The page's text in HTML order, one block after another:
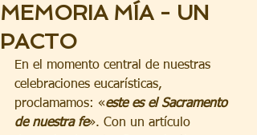
MEMORIA MÍA - UN
PACTO
En el momento central de nuestras
celebraciones eucarísticas,
proclamamos: «este es el Sacramento
de nuestra fe». Con un artículo